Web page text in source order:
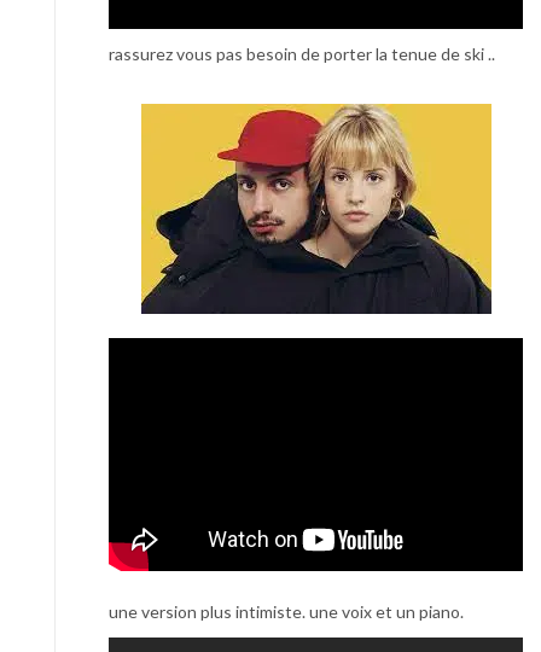
rassurez vous pas besoin de porter la tenue de ski ..
une version plus intimiste. une voix et un piano.